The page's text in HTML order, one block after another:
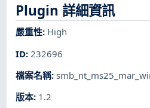
Plugin 詳細資訊
嚴重性: High
ID: 232696
檔案名稱:
版本: 1.2